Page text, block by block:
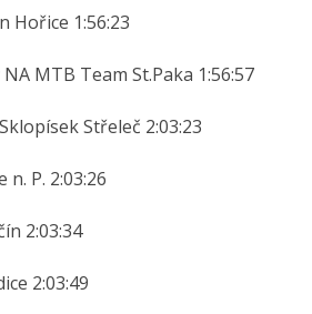
Hořice 1:56:23
MTB Team St.Paka 1:56:57
Střeleč 2:03:23
n. P. 2:03:26
2:03:34
2:03:49